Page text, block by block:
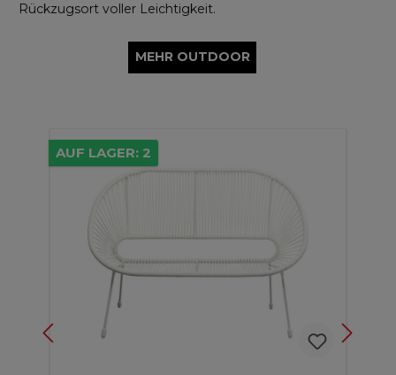
Rückzugsort voller Leichtigkeit.
MEHR OUTDOOR
AUF LAGER: 2